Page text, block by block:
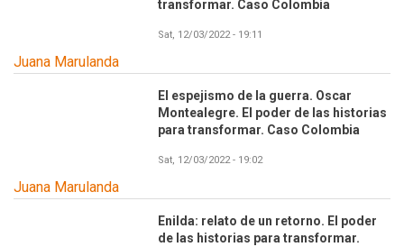
transformar. Caso Colombia
Sat, 12/03/2022 - 19:11
Juana Marulanda
El espejismo de la guerra. Oscar
Montealegre. El poder de las historias
para transformar. Caso Colombia
Sat, 12/03/2022 - 19:02
Juana Marulanda
Enilda: relato de un retorno. El poder
de las historias para transformar.